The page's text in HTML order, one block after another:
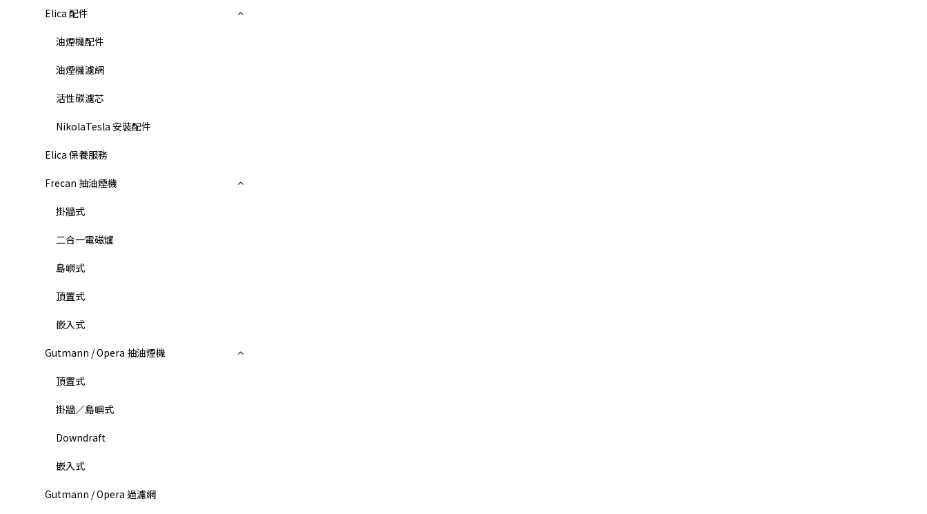
Elica 配件
油煙機配件
油煙機濾網
活性碳濾芯
NikolaTesla 安裝配件
Elica 保養服務
Frecan 抽油煙機
掛牆式
二合一電磁爐
島嶼式
頂置式
嵌入式
Gutmann / Opera 抽油煙機
頂置式
掛牆／島嶼式
Downdraft
嵌入式
Gutmann / Opera 過濾網